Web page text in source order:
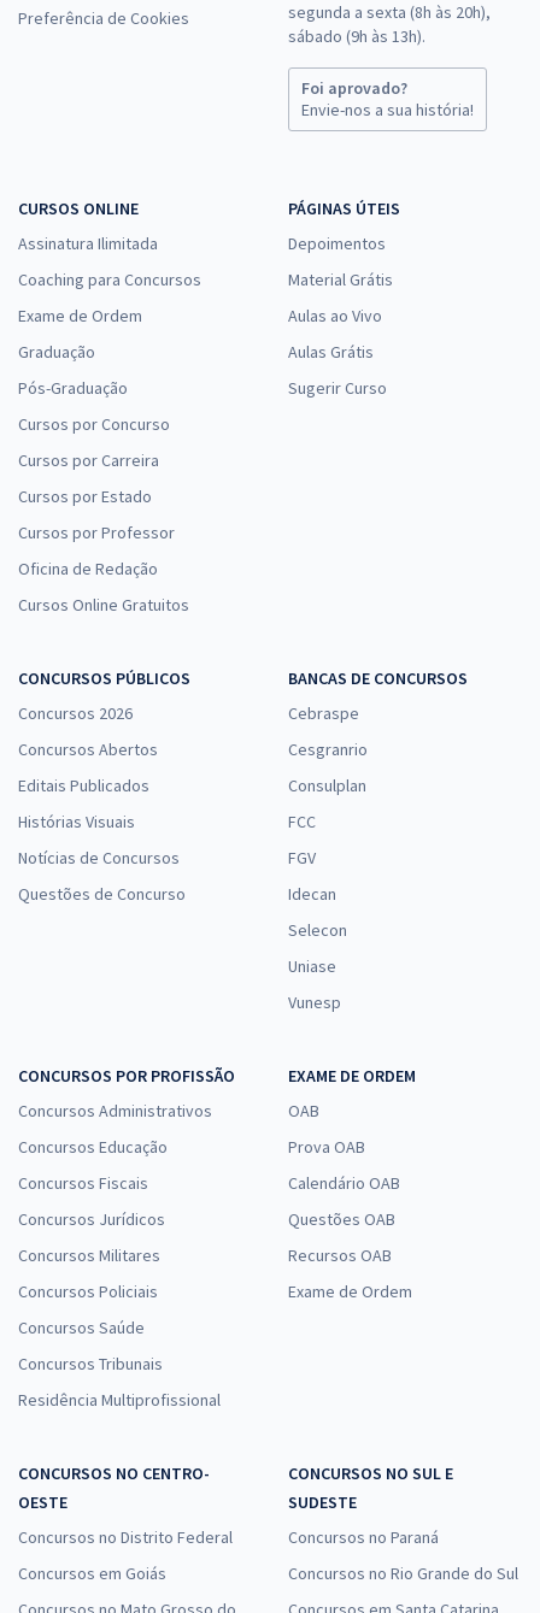
Preferência de Cookies
segunda a sexta (8h às 20h),
sábado (9h às 13h).
Foi aprovado?
Envie-nos a sua história!
CURSOS ONLINE
Assinatura Ilimitada
Coaching para Concursos
Exame de Ordem
Graduação
Pós-Graduação
Cursos por Concurso
Cursos por Carreira
Cursos por Estado
Cursos por Professor
Oficina de Redação
Cursos Online Gratuitos
PÁGINAS ÚTEIS
Depoimentos
Material Grátis
Aulas ao Vivo
Aulas Grátis
Sugerir Curso
CONCURSOS PÚBLICOS
Concursos 2026
Concursos Abertos
Editais Publicados
Histórias Visuais
Notícias de Concursos
Questões de Concurso
BANCAS DE CONCURSOS
Cebraspe
Cesgranrio
Consulplan
FCC
FGV
Idecan
Selecon
Uniase
Vunesp
CONCURSOS POR PROFISSÃO
Concursos Administrativos
Concursos Educação
Concursos Fiscais
Concursos Jurídicos
Concursos Militares
Concursos Policiais
Concursos Saúde
Concursos Tribunais
Residência Multiprofissional
EXAME DE ORDEM
OAB
Prova OAB
Calendário OAB
Questões OAB
Recursos OAB
Exame de Ordem
CONCURSOS NO CENTRO-
OESTE
Concursos no Distrito Federal
Concursos em Goiás
CONCURSOS NO SUL E
SUDESTE
Concursos no Paraná
Concursos no Rio Grande do Sul